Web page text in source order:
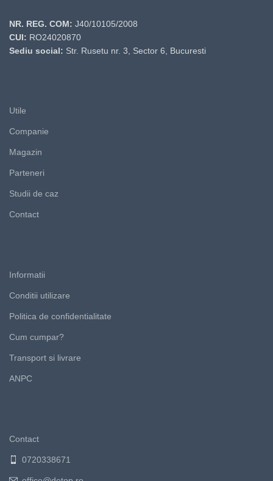
NR. REG. COM: J40/10105/2008
CUI: RO24020870
Sediu social: Str. Rusetu nr. 3, Sector 6, Bucuresti
Utile
Companie
Magazin
Parteneri
Studii de caz
Contact
Informatii
Conditii utilizare
Politica de confidentialitate
Cum cumpar?
Transport si livrare
ANPC
Contact
0720338671